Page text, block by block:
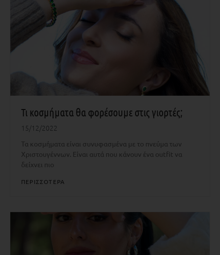
Τι κοσμήματα θα φορέσουμε στις γιορτές;
15/12/2022
Τα κοσμήματα είναι συνυφασμένα με το πνεύμα των
Χριστουγέννων. Είναι αυτά που κάνουν ένα outfit να
δείχνει πιο
ΠΕΡΙΣΣΟΤΕΡΑ